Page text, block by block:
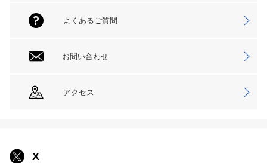
よくあるご質問
お問い合わせ
アクセス
X